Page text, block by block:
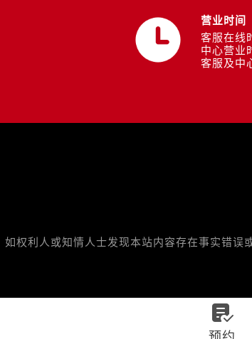
营业时间
客服在线
中心营业
客服及中
如权利人或知情人士发现本站内容存在事实错误

预约